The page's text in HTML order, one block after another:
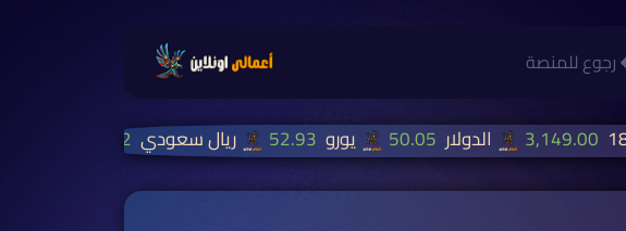
رجوع للمنصة
الدولار50.05 يورو ريال سعودي13.32